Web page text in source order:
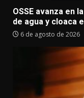
OSSE avanza en
de agua y cloaca
6 de agosto de 2026